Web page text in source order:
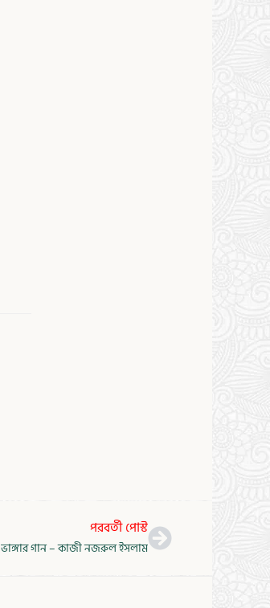
পরবর্তী পোস্ট
ভাঙ্গার গান – কাজী নজরুল ইসলাম
Next